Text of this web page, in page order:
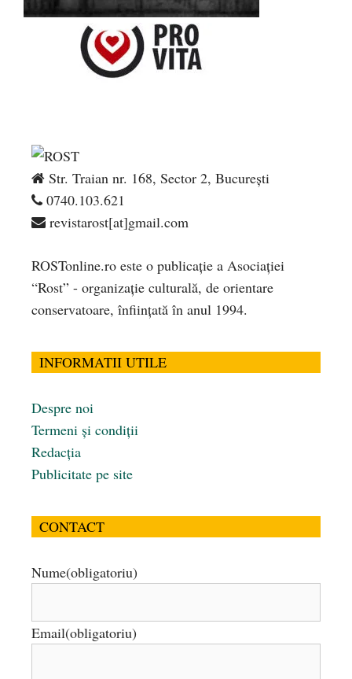
Str. Traian nr. 168, Sector 2, București
0740.103.621
revistarost[at]gmail.com
ROSTonline.ro este o publicaţie a Asociaţiei
“Rost” - organizaţie culturală, de orientare
conservatoare, înfiinţată în anul 1994.
INFORMATII UTILE
Despre noi
Termeni și condiții
Redacția
Publicitate pe site
CONTACT
Nume(obligatoriu)
Email(obligatoriu)